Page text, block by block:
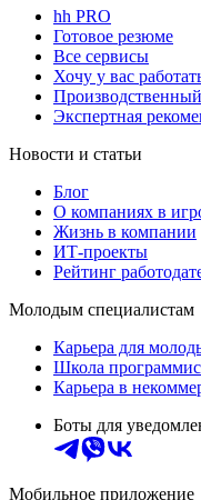
hh PRO
Готовое резюме
Все сервисы
Хочу у вас
Экспертная
Новости и статьи
Блог
О компаниях в
Жизнь в компании
ИТ-проекты
Рейтинг
Молодым специалистам
Карьера для
Школа
Карьера в
Боты для
Мобильное приложение